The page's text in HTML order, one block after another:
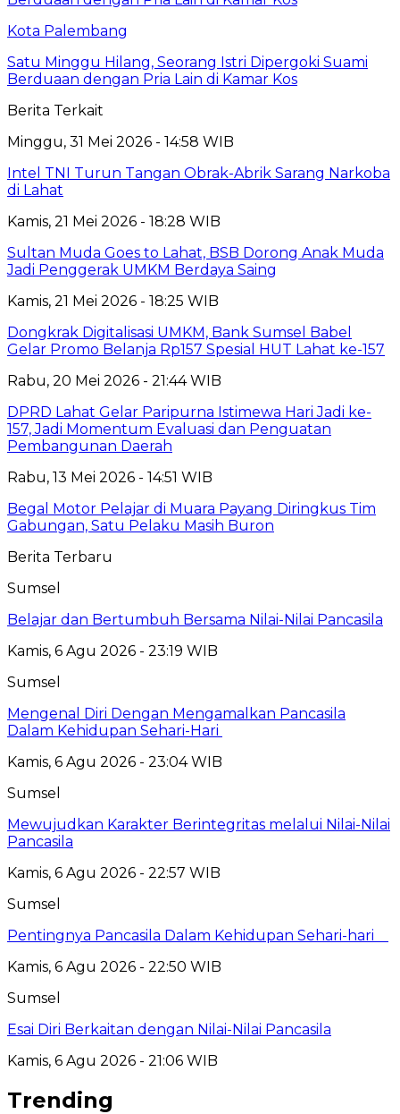
Kota Palembang
Satu Minggu Hilang, Seorang Istri Dipergoki Suami
Berduaan dengan Pria Lain di Kamar Kos
Berita Terkait
Minggu, 31 Mei 2026 - 14:58 WIB
Intel TNI Turun Tangan Obrak-Abrik Sarang Narkoba
di Lahat
Kamis, 21 Mei 2026 - 18:28 WIB
Sultan Muda Goes to Lahat, BSB Dorong Anak Muda
Jadi Penggerak UMKM Berdaya Saing
Kamis, 21 Mei 2026 - 18:25 WIB
Dongkrak Digitalisasi UMKM, Bank Sumsel Babel
Gelar Promo Belanja Rp157 Spesial HUT Lahat ke-157
Rabu, 20 Mei 2026 - 21:44 WIB
DPRD Lahat Gelar Paripurna Istimewa Hari Jadi ke-
157, Jadi Momentum Evaluasi dan Penguatan
Pembangunan Daerah
Rabu, 13 Mei 2026 - 14:51 WIB
Begal Motor Pelajar di Muara Payang Diringkus Tim
Gabungan, Satu Pelaku Masih Buron
Berita Terbaru
Sumsel
Belajar dan Bertumbuh Bersama Nilai-Nilai Pancasila
Kamis, 6 Agu 2026 - 23:19 WIB
Sumsel
Mengenal Diri Dengan Mengamalkan Pancasila
Dalam Kehidupan Sehari-Hari
Kamis, 6 Agu 2026 - 23:04 WIB
Sumsel
Mewujudkan Karakter Berintegritas melalui Nilai-Nilai
Pancasila
Kamis, 6 Agu 2026 - 22:57 WIB
Sumsel
Pentingnya Pancasila Dalam Kehidupan Sehari-hari
Kamis, 6 Agu 2026 - 22:50 WIB
Sumsel
Esai Diri Berkaitan dengan Nilai-Nilai Pancasila
Kamis, 6 Agu 2026 - 21:06 WIB
Trending